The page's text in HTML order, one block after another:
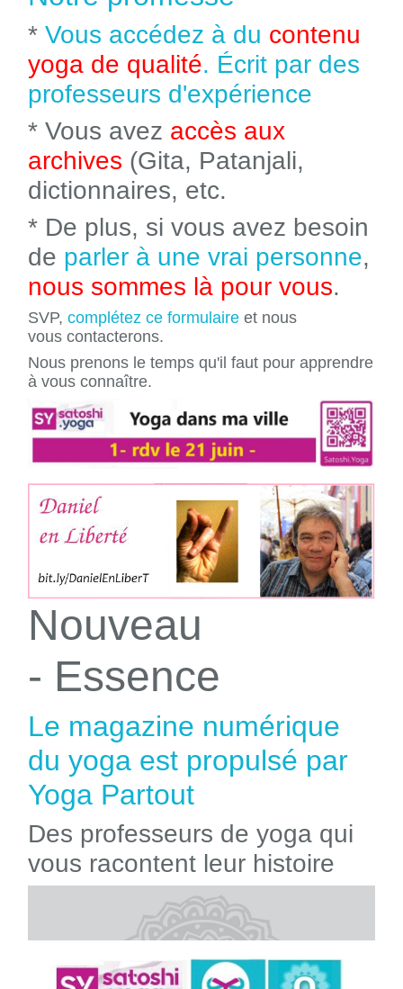
* Vous accédez à du contenu
yoga de qualité. Écrit par des
professeurs d'expérience
* Vous avez accès aux
archives (Gita, Patanjali,
dictionnaires, etc.
* De plus, si vous avez besoin
de parler à une vrai personne,
nous sommes là pour vous.
SVP, complétez ce formulaire et nous
vous contacterons.
Nous prenons le temps qu'il faut pour apprendre
à vous connaître.
Nouveau
- Essence
Le magazine numérique
du yoga est propulsé par
Yoga Partout
Des professeurs de yoga qui
vous racontent leur histoire